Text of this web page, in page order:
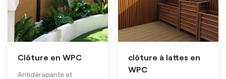
Clôture en WPC
Antidérapante et
clôture à lattes en
WPC